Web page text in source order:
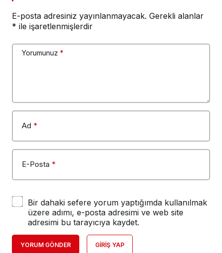
E-posta adresiniz yayınlanmayacak. Gerekli alanlar
* ile işaretlenmişlerdir
Yorumunuz *
Ad *
E-Posta *
Bir dahaki sefere yorum yaptığımda kullanılmak
üzere adımı, e-posta adresimi ve web site
adresimi bu tarayıcıya kaydet.
YORUM GÖNDER GIRIŞ YAP